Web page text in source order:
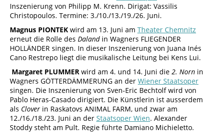
Inszenierung von Philipp M. Krenn. Dirigat: Vassilis
Christopoulos. Termine: 3./10./13./19./26. Juni.
Magnus PIONTEK wird am 13. Juni am Theater Chemnitz
erneut die Rolle des Dalandin Wagners FLIEGENDER
HOLLÄNDER singen. In dieser Inszenierung von Juana Inés
Cano Restrepo liegt die musikalische Leitung bei Kens Lui.
Margaret PLUMMER wird am 4. und 14. Juni die 2. Norn in
Wagners GÖTTERDÄMMERUNG an der Wiener Staatsoper
singen. Die Inszenierung von Sven-Eric Bechtolf wird von
Pablo Heras-Casado dirigiert. Die Künstlerin ist ausserdem
als Clover in Raskatovs ANIMAL FARM, und zwar am
12./16./18./23. Juni an der Staatsoper Wien. Alexander
Stoddy steht am Pult. Regie führte Damiano Michieletto.